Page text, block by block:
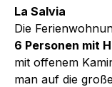
La Salvia
Die
6 Personen mit
mit offenem
man auf die